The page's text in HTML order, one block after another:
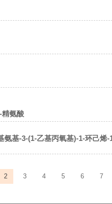
氨酸
基-3-(1-乙基丙氧基)-1-环己烯
2 3 4 5 6 7